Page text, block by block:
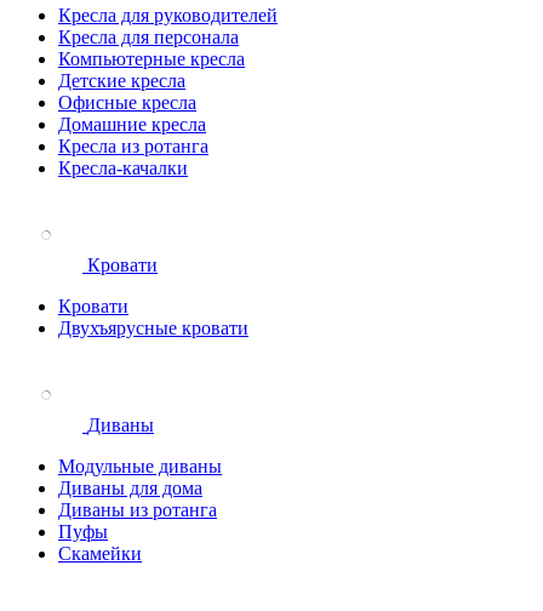
Кресла для руководителей
Кресла для персонала
Компьютерные кресла
Детские кресла
Офисные кресла
Домашние кресла
Кресла из ротанга
Кресла-качалки
Кровати
Кровати
Двухъярусные кровати
Диваны
Модульные диваны
Диваны для дома
Диваны из ротанга
Пуфы
Скамейки